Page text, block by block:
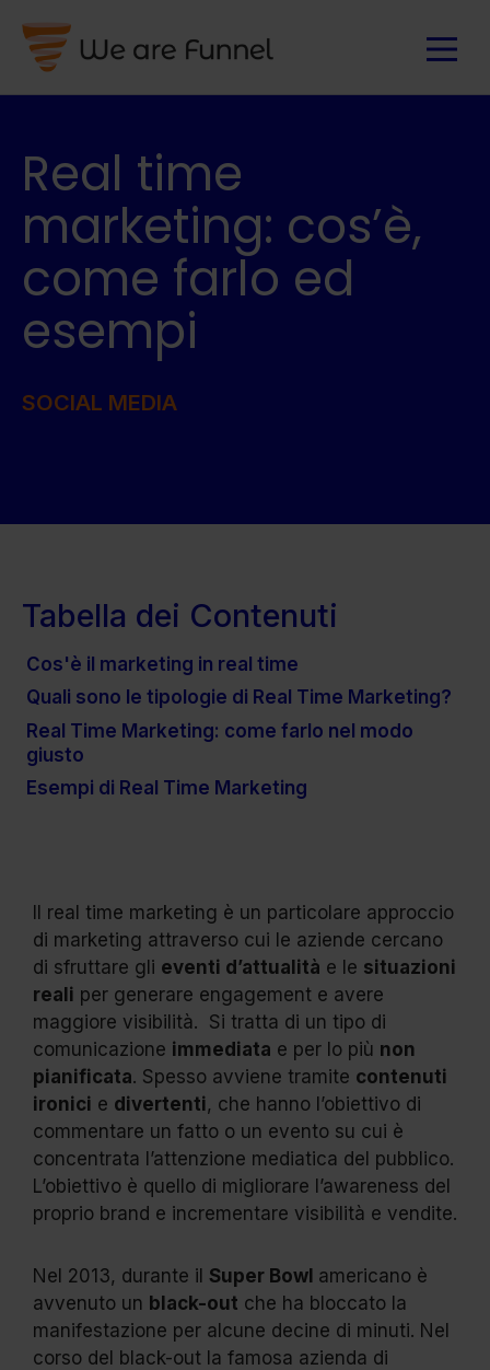
Real time
marketing: cos’è,
come farlo ed
esempi
SOCIAL MEDIA
Tabella dei Contenuti
Cos'è il marketing in real time
Quali sono le tipologie di Real Time Marketing?
Real Time Marketing: come farlo nel modo
giusto
Esempi di Real Time Marketing
Il real time marketing è un particolare approccio
di marketing attraverso cui le aziende cercano
di sfruttare gli eventi d’attualità e le situazioni
reali per generare engagement e avere
maggiore visibilità. Si tratta di un tipo di
comunicazione immediata e per lo più non
pianificata. Spesso avviene tramite contenuti
ironici e divertenti, che hanno l’obiettivo di
commentare un fatto o un evento su cui è
concentrata l’attenzione mediatica del pubblico.
L’obiettivo è quello di migliorare l’awareness del
proprio brand e incrementare visibilità e vendite.
Nel 2013, durante il Super Bowl americano è
avvenuto un black-out che ha bloccato la
manifestazione per alcune decine di minuti. Nel
corso del black-out la famosa azienda di